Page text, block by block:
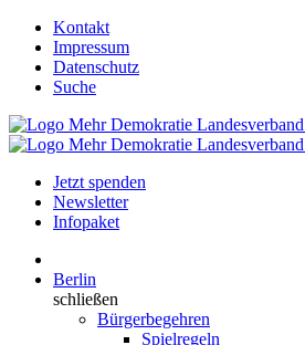
Kontakt
Impressum
Datenschutz
Suche
Jetzt spenden
Newsletter
Infopaket
Berlin
schließen
Bürgerbegehren
Spielregeln